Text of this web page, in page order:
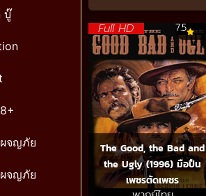
บู๊
จญภัย
จญภัย
Full HD 7.5
The Good, the Bad and
the Ugly (1996) มือปืน
เพชรตัดเพชร